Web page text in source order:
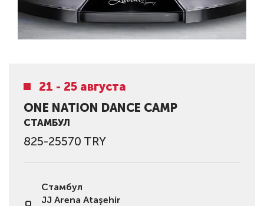
21 - 25 августа
ONE NATION DANCE CAMP
СТАМБУЛ
825-25570 TRY
Стамбул
JJ Arena Ataşehir